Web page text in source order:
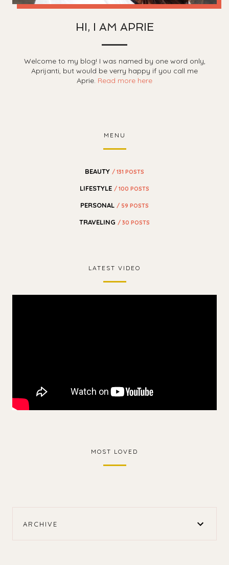
HI, I AM APRIE
Welcome to my blog! I was named by one word only,
Aprijanti, but would be verry happy if you call me
Aprie. Read more here
MENU
BEAUTY / 131 POSTS
LIFESTYLE / 100 POSTS
PERSONAL / 59 POSTS
TRAVELING / 30 POSTS
LATEST VIDEO
MOST LOVED
ARCHIVE